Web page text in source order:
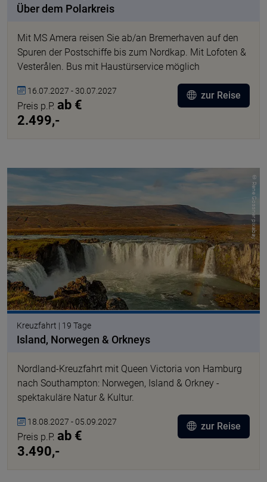
Über dem Polarkreis
Mit MS Amera reisen Sie ab/an Bremerhaven auf den
Spuren der Postschiffe bis zum Nordkap. Mit Lofoten &
Vesterålen. Bus mit Haustürservice möglich
16.07.2027 - 30.07.2027
Preis p.P. ab €
2.499,-
zur Reise
© Rene Gossner pixabay
Kreuzfahrt | 19 Tage
Island, Norwegen & Orkneys
Nordland-Kreuzfahrt mit Queen Victoria von Hamburg
nach Southampton: Norwegen, Island & Orkney -
spektakuläre Natur & Kultur.
18.08.2027 - 05.09.2027
Preis p.P. ab €
3.490,-
zur Reise